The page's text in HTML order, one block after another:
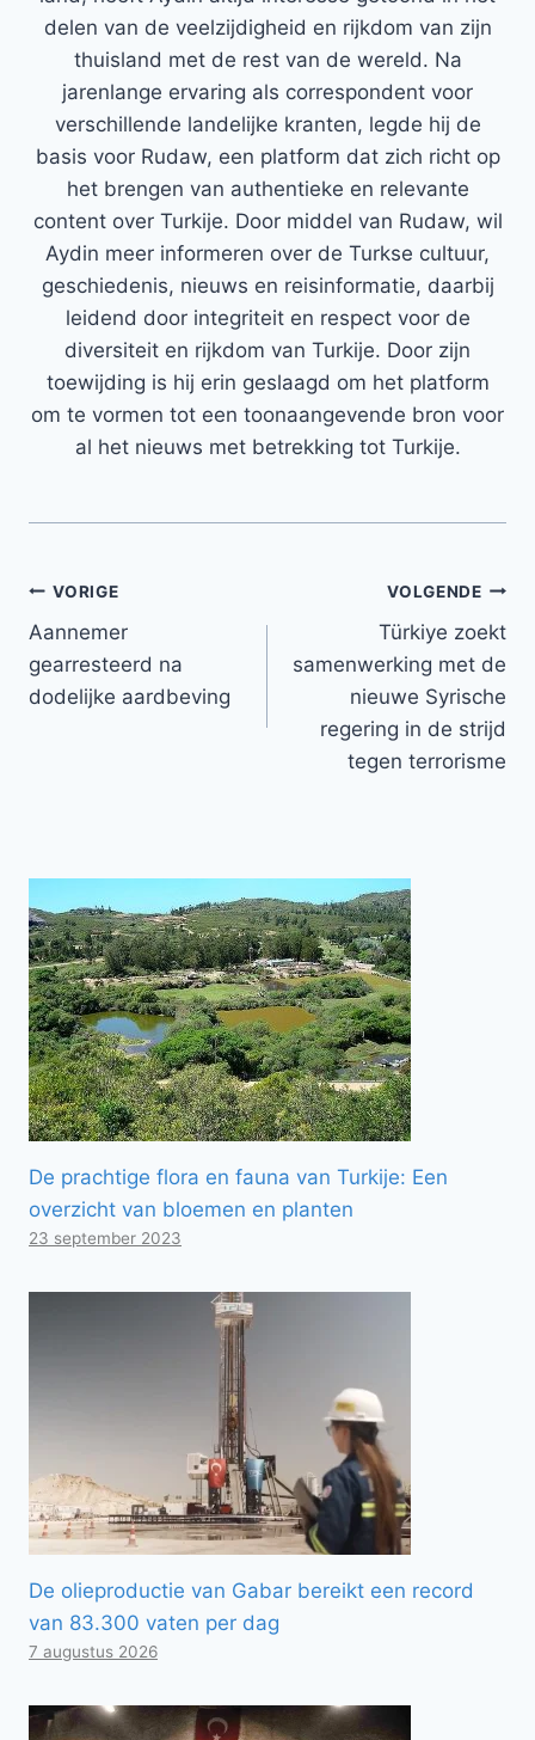
delen van de veelzijdigheid en rijkdom van zijn
thuisland met de rest van de wereld. Na
jarenlange ervaring als correspondent voor
verschillende landelijke kranten, legde hij de
basis voor Rudaw, een platform dat zich richt op
het brengen van authentieke en relevante
content over Turkije. Door middel van Rudaw, wil
Aydin meer informeren over de Turkse cultuur,
geschiedenis, nieuws en reisinformatie, daarbij
leidend door integriteit en respect voor de
diversiteit en rijkdom van Turkije. Door zijn
toewijding is hij erin geslaagd om het platform
om te vormen tot een toonaangevende bron voor
al het nieuws met betrekking tot Turkije.
Bericht
navigatie
VORIGE
Aannemer
gearresteerd na
dodelijke aardbeving
VOLGENDE
Türkiye zoekt
samenwerking met de
nieuwe Syrische
regering in de strijd
tegen terrorisme
De prachtige flora en fauna van Turkije: Een
overzicht van bloemen en planten
23 september 2023
De olieproductie van Gabar bereikt een record
van 83.300 vaten per dag
7 augustus 2026